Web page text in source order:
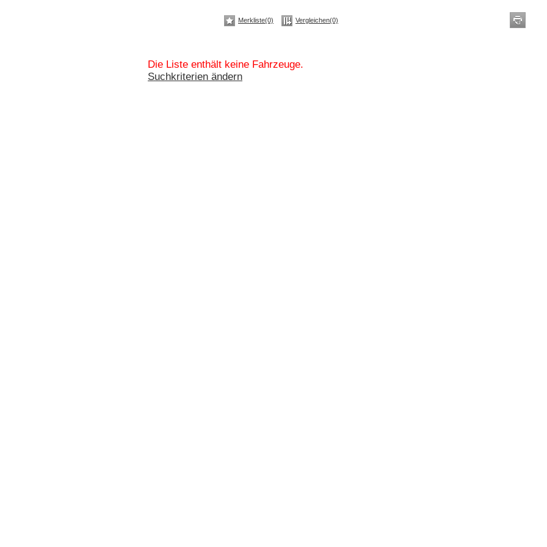
Merkliste(0) Vergleichen(0)
Die Liste enthält keine Fahrzeuge.
Suchkriterien ändern